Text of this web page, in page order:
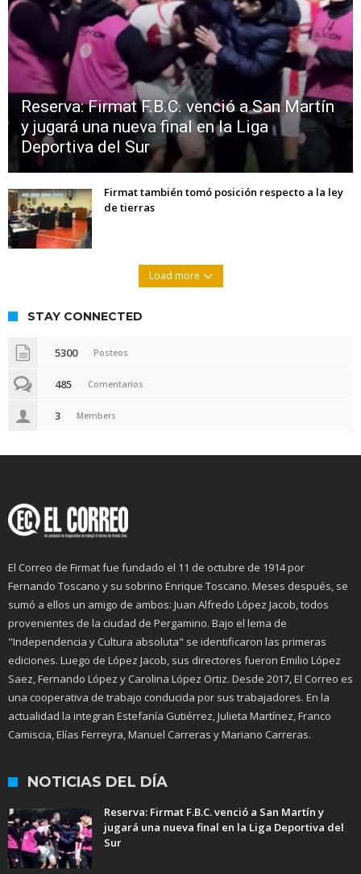
Reserva: Firmat F.B.C. venció a San Martín
y jugará una nueva final en la Liga
Deportiva del Sur
Firmat también tomó posición respecto a la ley
de tierras
Load more
STAY CONNECTED
5300 Posteos
485 Comentarios
3 Members
El Correo de Firmat fue fundado el 11 de octubre de 1914 por
Fernando Toscano y su sobrino Enrique Toscano. Meses después, se
sumó a ellos un amigo de ambos: Juan Alfredo López Jacob, todos
provenientes de la ciudad de Pergamino. Bajo el lema de
"Independencia y Cultura absoluta" se identificaron las primeras
ediciones. Luego de López Jacob, sus directores fueron Emilio López
Saez, Fernando López y Carolina López Ortiz. Desde 2017, El Correo es
una cooperativa de trabajo conducida por sus trabajadores. En la
actualidad la integran Estefanía Gutiérrez, Julieta Martínez, Franco
Camiscia, Elías Ferreyra, Manuel Carreras y Mariano Carreras.
NOTICIAS DEL DÍA
Reserva: Firmat F.B.C. venció a San Martín y
jugará una nueva final en la Liga Deportiva del
Sur